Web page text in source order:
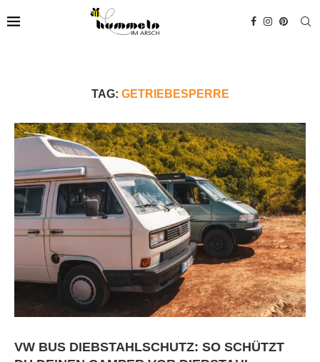
TAG: GETRIEBESPERRE
VW BUS DIEBSTAHLSCHUTZ: SO SCHÜTZT